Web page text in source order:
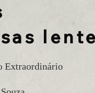
Extraordinário